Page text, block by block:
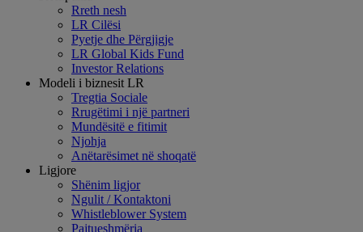
Rreth nesh
LR Cilësi
Pyetje dhe Përgjigje
LR Global Kids Fund
Investor Relations
Modeli i biznesit LR
Tregtia Sociale
Rrugëtimi i një partneri
Mundësitë e fitimit
Njohja
Anëtarësimet në shoqatë
Ligjore
Shënim ligjor
Ngulit / Kontaktoni
Whistleblower System
Pajtueshmëria